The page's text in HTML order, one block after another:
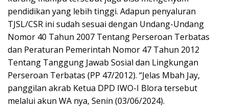
pendidikan yang lebih tinggi. Adapun penyaluran
TJSL/CSR ini sudah sesuai dengan Undang-Undang
Nomor 40 Tahun 2007 Tentang Perseroan Terbatas
dan Peraturan Pemerintah Nomor 47 Tahun 2012
Tentang Tanggung Jawab Sosial dan Lingkungan
Perseroan Terbatas (PP 47/2012). “Jelas Mbah Jay,
panggilan akrab Ketua DPD IWO-I Blora tersebut
melalui akun WA nya, Senin (03/06/2024).